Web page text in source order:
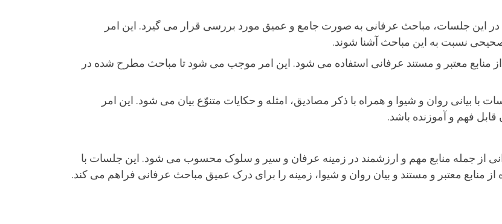
در این جلسات، مباحث عرفانی به صورت جامع و عمیق مورد بررسی قرار می گیرد. این امر
نسبت به این مباحث آشنا شوند.
منابع معتبر و مستند عرفانی استفاده می شود. این امر موجب می شود تا مباحث مطرح شده در
بیانی روان و شیوا و همراه با ذکر مصادیق، امثله و حکایات متنوّع بیان می شود. این امر
فهم و آموزنده باشد.
از جمله منابع مهم و ارزشمند در زمینه عرفان و سیر و سلوک محسوب می شود. این جلسات با
منابع معتبر و مستند و بیان روان و شیوا، زمینه را برای درک عمیق مباحث عرفانی فراهم می کند.